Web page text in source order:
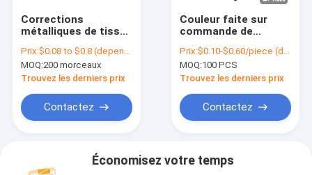
Corrections
métalliques de tissu
Logo Woven Logo
Patch Customized
Prix:$0.08 to $0.8 (depends on the design and order quantity)
MOQ:200 morceaux
Trouvez les derniers prix
Contactez
Couleur faite sur
commande de
corrections tissée
par 12CM pour
l'accessoire
Prix:$0.10-$0.60/piece (depends on the design and order quantity)
MOQ:100 PCS
Trouvez les derniers prix
Contactez
Économisez votre temps